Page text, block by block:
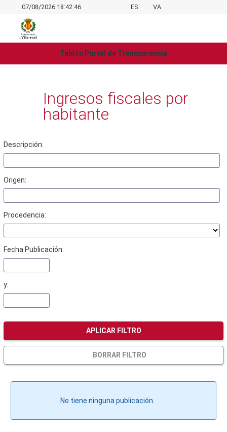
07/08/2026 18:42:46 ES VA
Tablón Portal de Transparencia
Ingresos fiscales por
habitante
Descripción:
Origen:
Procedencia:
Fecha Publicación:
y:
APLICAR FILTRO
BORRAR FILTRO
No tiene ninguna publicación.